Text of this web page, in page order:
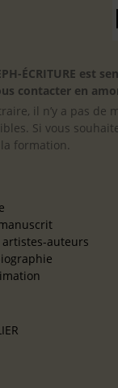
ÉCRITURE est
contacter en
il n’y a pas de
Si vous
formation.
artistes-auteurs